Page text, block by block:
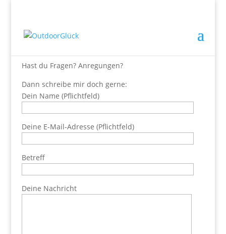
Kontakt
Hast du Fragen? Anregungen?
Dann schreibe mir doch gerne:
Dein Name (Pflichtfeld)
Deine E-Mail-Adresse (Pflichtfeld)
Betreff
Deine Nachricht